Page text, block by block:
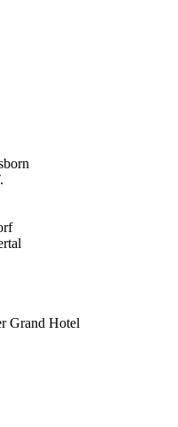
Grand Hotel